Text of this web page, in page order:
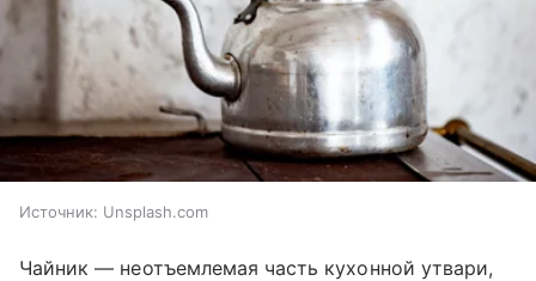
Источник: Unsplash.com
Чайник — неотъемлемая часть кухонной утвари,